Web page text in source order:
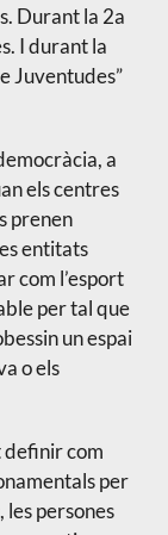
Durant la 2a
I durant la
Juventudes”
a
els centres
prenen
entitats
com l’esport
per tal que
un espai
o els
definir com
per
les persones